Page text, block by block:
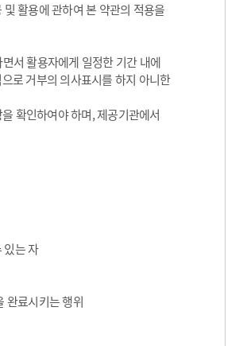
활용에 관하여 본 약관의 적용을
서 활용자에게 일정한 기간 내에
로 거부의 의사표시를 하지 아니한
확인하여야 하며, 제공기관에서
있는 자
완료시키는 행위